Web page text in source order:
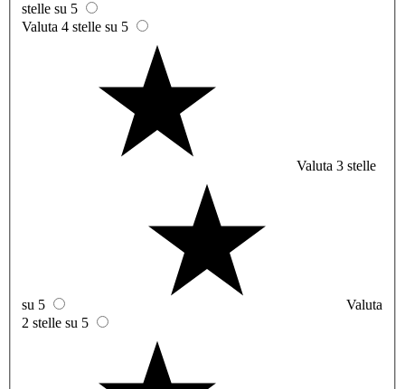
stelle su 5
Valuta 4 stelle su 5
Valuta 3 stelle
su 5
Valuta
2 stelle su 5